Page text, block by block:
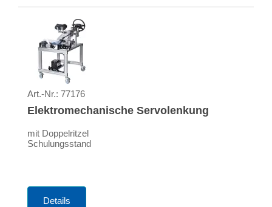
Art.-Nr.: 77176
Elektromechanische Servolenkung
mit Doppelritzel
Schulungsstand
Details